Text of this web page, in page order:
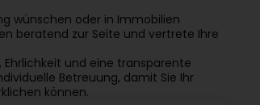
wünschen oder in Immobilien
beratend zur Seite und vertrete Ihre
und eine transparente
Betreuung, damit Sie Ihr
können.